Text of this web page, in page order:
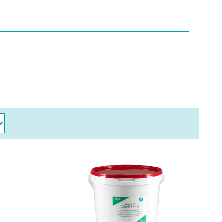
zum Waschen und Reinigen. Die
Dreumex reinigen Hände auch mit starken
Waschräumen mit dem passenden
mit Sensor